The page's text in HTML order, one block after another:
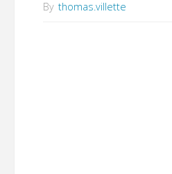
By thomas.villette